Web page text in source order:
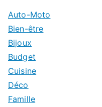
Auto-Moto
Bien-être
Bijoux
Budget
Cuisine
Déco
Famille